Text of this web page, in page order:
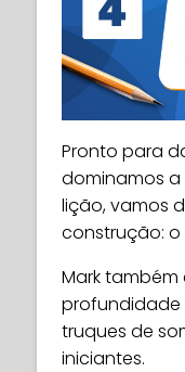
Pronto para
dominamos a
lição, vamos
construção: o
Mark
profundidade
truques de
iniciantes.